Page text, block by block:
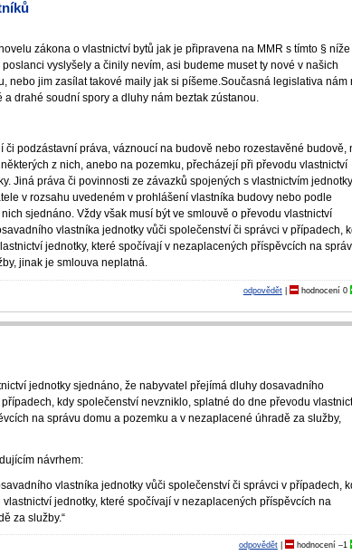
zákona o vlastnictví bytů jak je připravena na MMR s tímto §
vyslyšely a činily nevím, asi budeme muset ty nové v našich
nebo jim zasílat takové maily jak si píšeme.Současná legislativa nám
drahé soudní spory a dluhy nám beztak zústanou.
podzástavní práva, váznoucí na budově nebo rozestavěné budově,
z nich, anebo na pozemku, přecházejí při převodu vlastnictví
Jiná práva či povinnosti ze závazků spojených s vlastnictvím
v rozsahu uvedeném v prohlášení vlastníka budovy nebo podle
sjednáno. Vždy však musí být ve smlouvě o převodu vlastnictví
vlastníka jednotky vůči společenství či správci v případech,
jednotky, které spočívají v nezaplacených příspěvcích na
jinak je smlouva neplatná.
odpovědět| hodnocení 0
jednotky sjednáno, že nabyvatel přejímá dluhy dosavadního
kdy společenství nevzniklo, splatné do dne převodu
na správu domu a pozemku a v nezaplacené úhradě za služby,
návrhem:
vlastníka jednotky vůči společenství či správci v případech,
jednotky, které spočívají v nezaplacených příspěvcích na
za služby.“
odpovědět| hodnocení –1